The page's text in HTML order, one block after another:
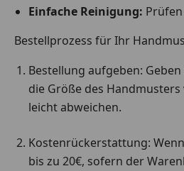
Einfache Reinigung:
Bestellprozess für Ihr
Bestellung aufgeben:
die Größe des
leicht abweichen.
Kostenrückerstattung:
bis zu 20€, sofern der